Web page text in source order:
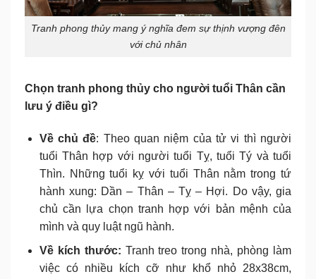
Tranh phong thủy mang ý nghĩa đem sự thịnh vượng đên
với chủ nhân
Chọn tranh phong thủy cho người tuổi Thân cần
lưu ý điều gì?
Về chủ đề: Theo quan niệm của tử vi thì người
tuổi Thân hợp với người tuổi Tỵ, tuổi Tý và tuổi
Thìn. Những tuổi kỵ với tuổi Thân nằm trong tứ
hành xung: Dần – Thân – Tỵ – Hợi. Do vậy, gia
chủ cần lựa chọn tranh hợp với bản mệnh của
mình và quy luật ngũ hành.
Về kích thước: Tranh treo trong nhà, phòng làm
việc có nhiều kích cỡ như khổ nhỏ 28x38cm,